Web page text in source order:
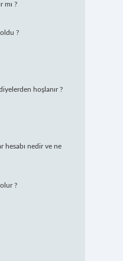
mı ?
?
hoşlanır ?
hesabı nedir ve ne
?